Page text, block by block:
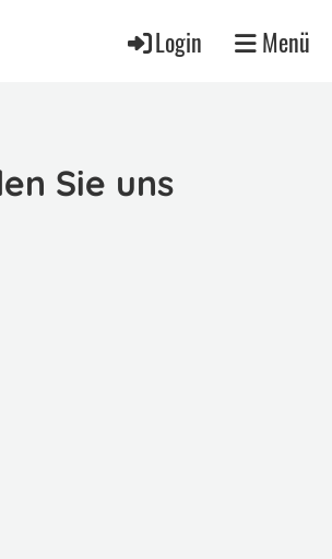
Login Menü
Sie uns